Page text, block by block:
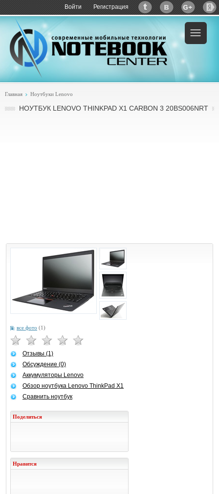
Войти Регистрация
Главная Ноутбуки Lenovo
НОУТБУК LENOVO THINKPAD X1 CARBON 3 20BS006NRT
все фото (1)
Отзывы (1)
Обсуждение (0)
Аккумуляторы Lenovo
Обзор ноутбука Lenovo ThinkPad X1
Сравнить ноутбук
Поделиться
Нравится